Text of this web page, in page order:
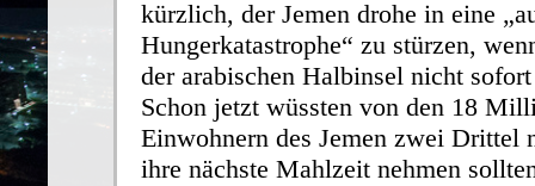
kürzlich, der Jemen drohe in eine
Hungerkatastrophe“ zu stürzen,
der arabischen Halbinsel nicht
Schon jetzt wüssten von den 18
Einwohnern des Jemen zwei Drittel
ihre nächste Mahlzeit nehmen